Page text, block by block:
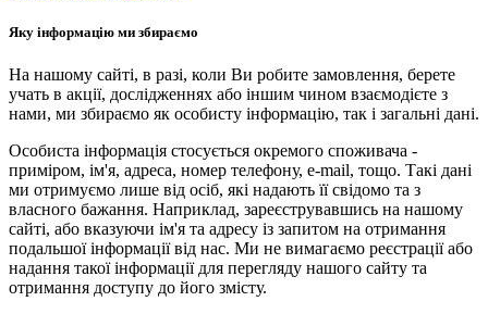
Яку інформацію ми збираємо
На нашому сайті, в разі, коли Ви робите замовлення, берете
учать в акції, дослідженнях або іншим чином взаємодієте з
нами, ми збираємо як особисту інформацію, так і загальні дані.
Особиста інформація стосується окремого споживача -
приміром, ім'я, адреса, номер телефону, e-mail, тощо. Такі дані
ми отримуємо лише від осіб, які надають її свідомо та з
власного бажання. Наприклад, зареєструвавшись на нашому
сайті, або вказуючи ім'я та адресу із запитом на отримання
подальшої інформації від нас. Ми не вимагаємо реєстрації або
надання такої інформації для перегляду нашого сайту та
отримання доступу до його змісту.